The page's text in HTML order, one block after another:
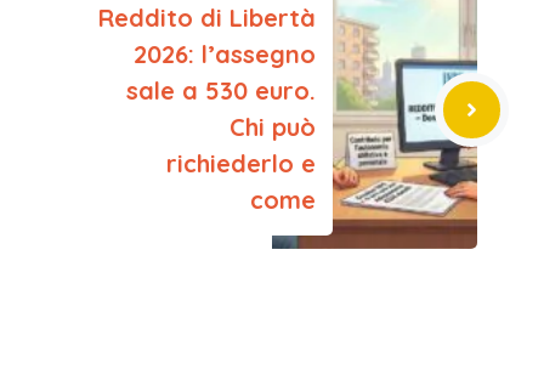
Reddito di Libertà
2026: l’assegno
sale a 530 euro.
Chi può
richiederlo e
come